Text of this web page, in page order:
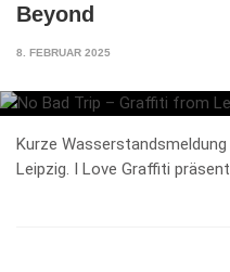
Beyond
8. FEBRUAR 2025
Kurze Wasserstandsmeldung
Leipzig. I Love Graffiti